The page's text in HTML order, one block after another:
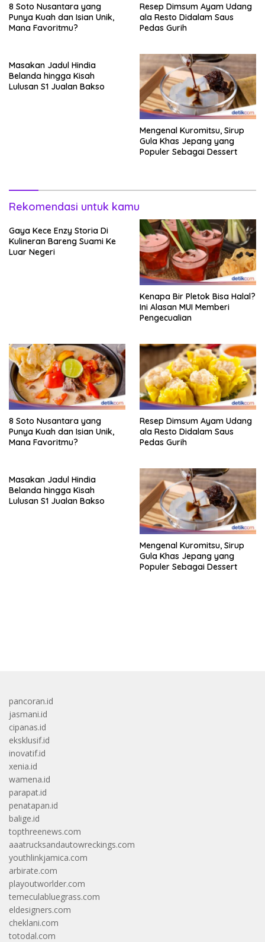
8 Soto Nusantara yang
Punya Kuah dan Isian Unik,
Mana Favoritmu?
Resep Dimsum Ayam Udang
ala Resto Didalam Saus
Pedas Gurih
Masakan Jadul Hindia
Belanda hingga Kisah
Lulusan S1 Jualan Bakso
Mengenal Kuromitsu, Sirup
Gula Khas Jepang yang
Populer Sebagai Dessert
Rekomendasi untuk kamu
Gaya Kece Enzy Storia Di
Kulineran Bareng Suami Ke
Luar Negeri
Kenapa Bir Pletok Bisa Halal?
Ini Alasan MUI Memberi
Pengecualian
8 Soto Nusantara yang
Punya Kuah dan Isian Unik,
Mana Favoritmu?
Resep Dimsum Ayam Udang
ala Resto Didalam Saus
Pedas Gurih
Masakan Jadul Hindia
Belanda hingga Kisah
Lulusan S1 Jualan Bakso
Mengenal Kuromitsu, Sirup
Gula Khas Jepang yang
Populer Sebagai Dessert
pancoran.id
jasmani.id
cipanas.id
eksklusif.id
inovatif.id
xenia.id
wamena.id
parapat.id
penatapan.id
balige.id
topthreenews.com
aaatrucksandautowreckings.com
youthlinkjamica.com
arbirate.com
playoutworlder.com
temeculabluegrass.com
eldesigners.com
cheklani.com
totodal.com